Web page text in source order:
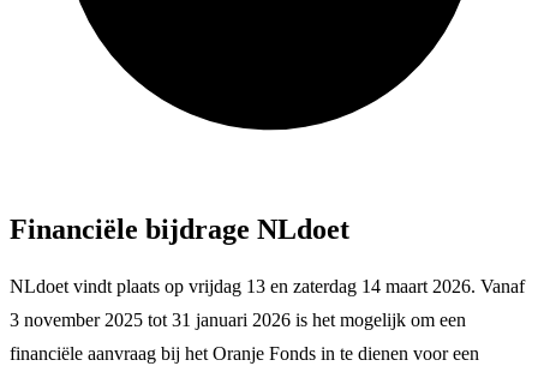
Financiële bijdrage NLdoet
NLdoet vindt plaats op vrijdag 13 en zaterdag 14 maart 2026. Vanaf
3 november 2025 tot 31 januari 2026 is het mogelijk om een
financiële aanvraag bij het Oranje Fonds in te dienen voor een